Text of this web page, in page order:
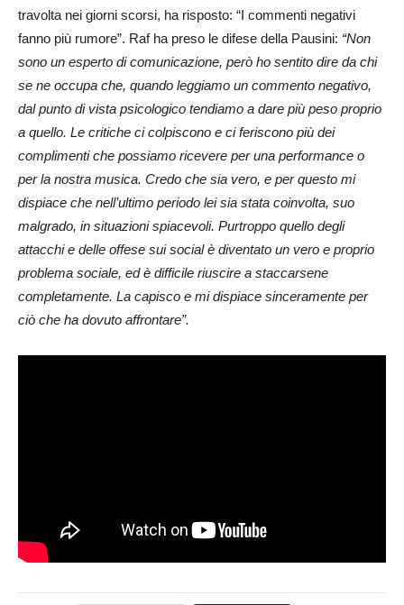
travolta nei giorni scorsi, ha risposto: “I commenti negativi
fanno più rumore”. Raf ha preso le difese della Pausini: “Non
sono un esperto di comunicazione, però ho sentito dire da chi
se ne occupa che, quando leggiamo un commento negativo,
dal punto di vista psicologico tendiamo a dare più peso proprio
a quello. Le critiche ci colpiscono e ci feriscono più dei
complimenti che possiamo ricevere per una performance o
per la nostra musica. Credo che sia vero, e per questo mi
dispiace che nell’ultimo periodo lei sia stata coinvolta, suo
malgrado, in situazioni spiacevoli. Purtroppo quello degli
attacchi e delle offese sui social è diventato un vero e proprio
problema sociale, ed è difficile riuscire a staccarsene
completamente. La capisco e mi dispiace sinceramente per
ciò che ha dovuto affrontare”.